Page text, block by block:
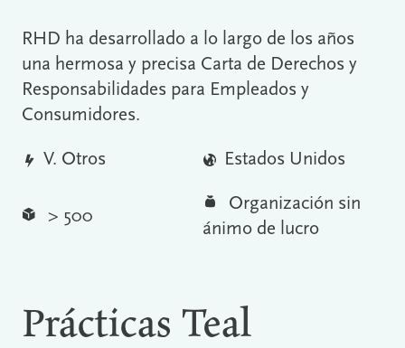
RHD ha desarrollado a lo largo de los años
una hermosa y precisa Carta de Derechos y
Responsabilidades para Empleados y
Consumidores.
V. Otros Estados Unidos
> 500
Organización sin
ánimo de lucro
Prácticas Teal